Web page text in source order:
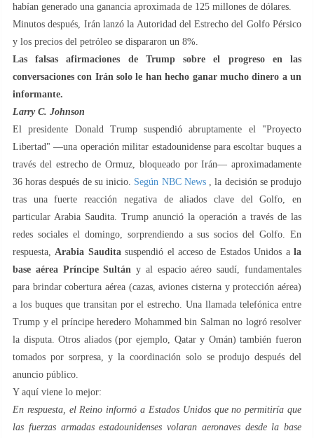
habían generado una ganancia aproximada de 125 millones de dólares.
Minutos después, Irán lanzó la Autoridad del Estrecho del Golfo Pérsico
y los precios del petróleo se dispararon un 8%.
Las falsas afirmaciones de Trump sobre el progreso en las
conversaciones con Irán solo le han hecho ganar mucho dinero a un
informante.
Larry C. Johnson
El presidente Donald Trump suspendió abruptamente el "Proyecto
Libertad" —una operación militar estadounidense para escoltar buques a
través del estrecho de Ormuz, bloqueado por Irán— aproximadamente
36 horas después de su inicio. Según NBC News, la decisión se produjo
tras una fuerte reacción negativa de aliados clave del Golfo, en
particular Arabia Saudita. Trump anunció la operación a través de las
redes sociales el domingo, sorprendiendo a sus socios del Golfo. En
respuesta, Arabia Sauditasuspendió el acceso de Estados Unidos ala
base aérea Príncipe Sultán y al espacio aéreo saudí, fundamentales
para brindar cobertura aérea (cazas, aviones cisterna y protección aérea)
a los buques que transitan por el estrecho. Una llamada telefónica entre
Trump y el príncipe heredero Mohammed bin Salman no logró resolver
la disputa. Otros aliados (por ejemplo, Qatar y Omán) también fueron
tomados por sorpresa, y la coordinación solo se produjo después del
anuncio público.
Y aquí viene lo mejor:
En respuesta, el Reino informó a Estados Unidos que no permitiría que
las fuerzas armadas estadounidenses volaran aeronaves desde la base